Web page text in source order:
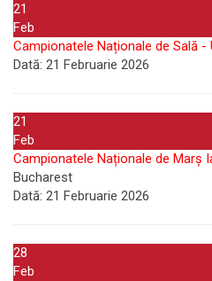
21
Feb
Campionatele Naționale de Sală -
Dată: 21 Februarie 2026
21
Feb
Campionatele Naționale de Marș
Bucharest
Dată: 21 Februarie 2026
28
Feb